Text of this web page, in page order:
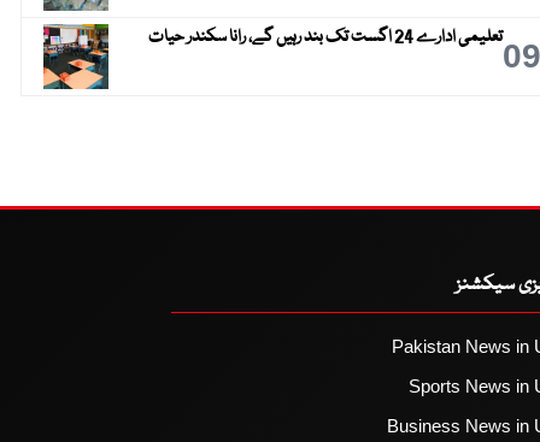
09تعلیمی ادارے 24 اگست تک بند رہیں گے، رانا سکندر حیات
سیکشنز
Pakistan News in
Sports News in
Business News in